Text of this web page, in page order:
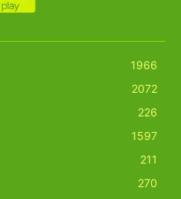
1966
2072
226
1597
211
270